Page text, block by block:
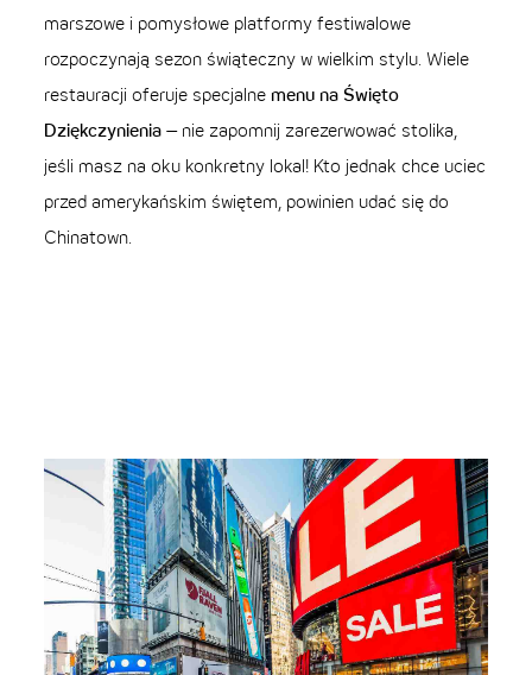
marszowe i pomysłowe platformy festiwalowe
rozpoczynają sezon świąteczny w wielkim stylu. Wiele
restauracji oferuje specjalne menu na Święto
Dziękczynienia – nie zapomnij zarezerwować stolika,
jeśli masz na oku konkretny lokal! Kto jednak chce uciec
przed amerykańskim świętem, powinien udać się do
Chinatown.